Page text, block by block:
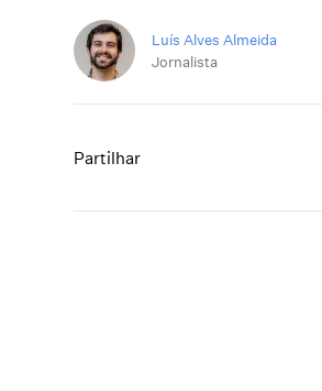
Luís Alves Almeida
Jornalista
Partilhar